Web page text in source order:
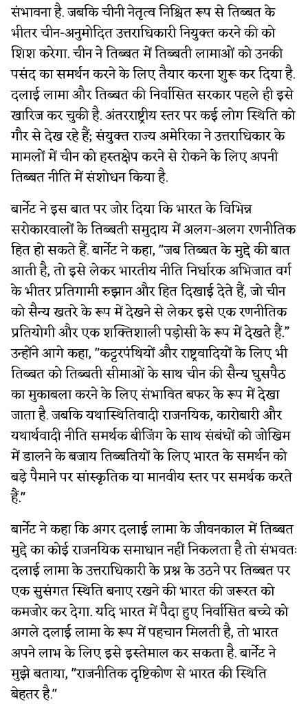
संभावना है. जबकि चीनी नेतृत्व निश्चित रूप से तिब्बत के
भीतर चीन-अनुमोदित उत्तराधिकारी नियुक्त करने की को​​
शिश करेगा. चीन ने तिब्बत में तिब्बती लामाओं को उनकी
पसंद का समर्थन करने के लिए तैयार करना शुरू कर दिया है.
दलाई लामा और तिब्बत की निर्वासित सरकार पहले ही इसे
खारिज कर चुकी है. अंतरराष्ट्रीय स्तर पर कई लोग स्थिति को
गौर से देख रहे हैं; संयुक्त राज्य अमेरिका ने उत्तराधिकार के
मामलों में चीन को हस्तक्षेप करने से रोकने के लिए अपनी
तिब्बत नीति में संशोधन किया है.
बार्नेट ने इस बात पर जोर दिया कि भारत के विभिन्न
सरोकारवालों के तिब्बती समुदाय में अलग-अलग रणनीतिक
हित हो सकते हैं. बार्नेट ने कहा, "जब तिब्बत के मुद्दे की बात
आती है, तो इसे लेकर भारतीय नीति निर्धारक अभिजात वर्ग
के भीतर प्रतिगामी रुझान और हित ​दिखाई देते हैं, जो चीन
को सैन्य खतरे के रूप में देखने से लेकर इसे एक रणनीतिक
प्रतियोगी और एक शक्तिशाली पड़ोसी के रूप में देखते हैं.”
उन्होंने आगे कहा, "कट्टरपंथियों और राष्ट्रवादियों के लिए भी
तिब्बत को तिब्बती सीमाओं के साथ चीन की सैन्य घुसपैठ
का मुकाबला करने के लिए संभावित बफर के रूप में देखा
जाता है. जबकि यथास्थितिवादी राजनयिक, कारोबारी और
यथार्थवादी नीति समर्थक बीजिंग के साथ संबंधों को जोखिम
में डालने के बजाय तिब्बतियों के लिए भारत के समर्थन को
बड़े पैमाने पर सांस्कृतिक या मानवीय स्तर पर समर्थक करते
हैं."
बार्नेट ने कहा कि अगर दलाई लामा के जीवनकाल में तिब्बत
मुद्दे का कोई राजनयिक समाधान नहीं निकलता है तो संभवतः
दलाई लामा के उत्तराधिकारी के प्रश्न के उठने पर तिब्बत पर
एक सुसंगत स्थिति बनाए रखने की भारत की जरूरत को
कमजोर कर देगा. यदि भारत में पैदा हुए निर्वासित बच्चे को
अगले दलाई लामा के रूप में पहचान मिलती है, तो भारत
अपने लाभ के लिए इसे इस्तेमाल कर सकता है. बार्नेट ने
मुझे बताया, "राजनीतिक दृष्टिकोण से भारत की स्थिति
बेहतर है."